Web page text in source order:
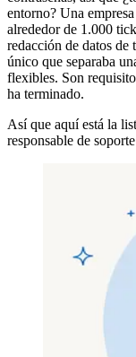
entorno? Una
alrededor de 1.000
redacción de datos de
único que separaba
flexibles. Son
ha terminado.
Así que aquí está la
responsable de